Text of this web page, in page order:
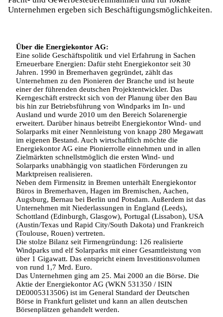
Unternehmen ergeben sich Beschäftigungsmöglichkeiten.
Über die Energiekontor AG:
Eine solide Geschäftspolitik und viel Erfahrung in Sachen
Erneuerbare Energien: Dafür steht Energiekontor seit 30
Jahren. 1990 in Bremerhaven gegründet, zählt das
Unternehmen zu den Pionieren der Branche und ist heute
einer der führenden deutschen Projektentwickler. Das
Kerngeschäft erstreckt sich von der Planung über den Bau
bis hin zur Betriebsführung von Windparks im In- und
Ausland und wurde 2010 um den Bereich Solarenergie
erweitert. Darüber hinaus betreibt Energiekontor Wind- und
Solarparks mit einer Nennleistung von knapp 280 Megawatt
im eigenen Bestand. Auch wirtschaftlich möchte die
Energiekontor AG eine Pionierrolle einnehmen und in allen
Zielmärkten schnellstmöglich die ersten Wind- und
Solarparks unabhängig von staatlichen Förderungen zu
Marktpreisen realisieren.
Neben dem Firmensitz in Bremen unterhält Energiekontor
Büros in Bremerhaven, Hagen im Bremischen, Aachen,
Augsburg, Bernau bei Berlin und Potsdam. Außerdem ist das
Unternehmen mit Niederlassungen in England (Leeds),
Schottland (Edinburgh, Glasgow), Portugal (Lissabon), USA
(Austin/Texas und Rapid City/South Dakota) und Frankreich
(Toulouse, Rouen) vertreten.
Die stolze Bilanz seit Firmengründung: 126 realisierte
Windparks und elf Solarparks mit einer Gesamtleistung von
über 1 Gigawatt. Das entspricht einem Investitionsvolumen
von rund 1,7 Mrd. Euro.
Das Unternehmen ging am 25. Mai 2000 an die Börse. Die
Aktie der Energiekontor AG (WKN 531350 / ISIN
DE0005313506) ist im General Standard der Deutschen
Börse in Frankfurt gelistet und kann an allen deutschen
Börsenplätzen gehandelt werden.